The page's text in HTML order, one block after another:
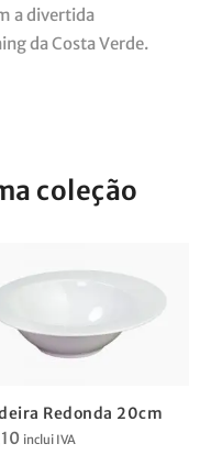
a divertida
da Costa Verde.
coleção
Redonda 20cm
inclui IVA